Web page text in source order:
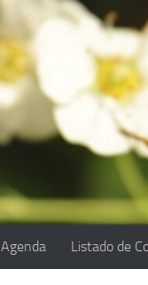
Agenda Listado de